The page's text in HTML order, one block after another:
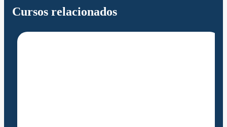
Cursos relacionados